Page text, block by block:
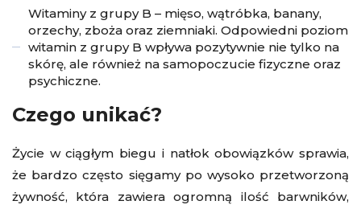
Witaminy z grupy B – mięso, wątróbka, banany,
orzechy, zboża oraz ziemniaki. Odpowiedni poziom
witamin z grupy B wpływa pozytywnie nie tylko na
skórę, ale również na samopoczucie fizyczne oraz
psychiczne.
Czego unikać?
Życie w ciągłym biegu i natłok obowiązków sprawia,
że bardzo często sięgamy po wysoko przetworzoną
żywność, która zawiera ogromną ilość barwników,